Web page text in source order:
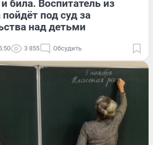
била. Воспитатель из
под суд за
над детьми
3 855 Обсудить